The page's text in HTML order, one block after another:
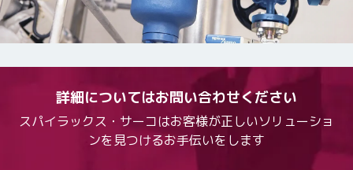
詳細についてはお問い合わせください
スパイラックス・サーコはお客様が正しいソリューショ
ンを見つけるお手伝いをします